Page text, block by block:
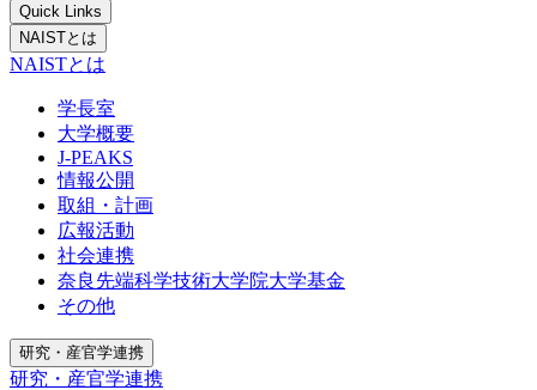
Quick Links
NAISTとは
NAISTとは
学長室
大学概要
J-PEAKS
情報公開
取組・計画
広報活動
社会連携
奈良先端科学技術大学院大学基金
その他
研究・産官学連携
研究・産官学連携